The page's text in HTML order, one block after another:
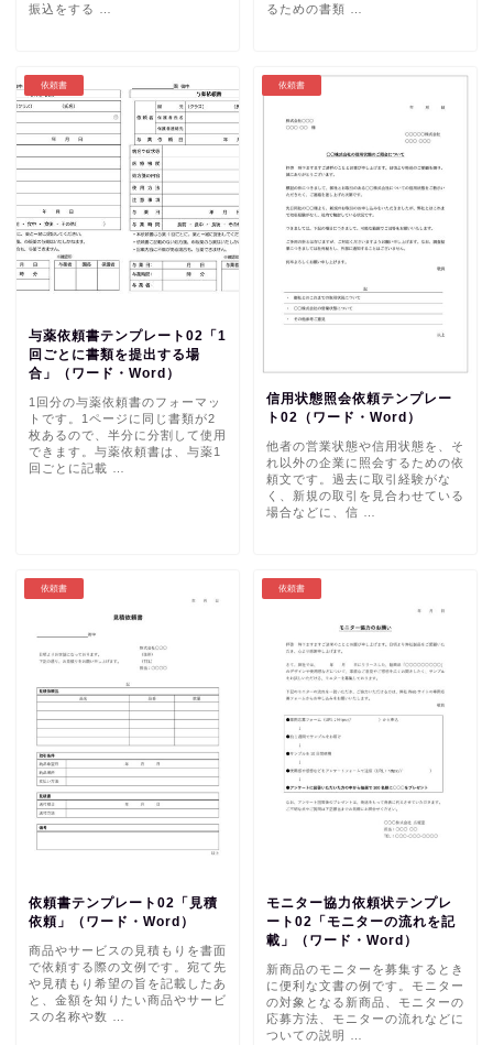
振込をする …
るための書類 …
依頼書
与薬依頼書テンプレート02「1
回ごとに書類を提出する場
合」（ワード・Word）
1回分の与薬依頼書のフォーマッ
トです。1ページに同じ書類が2
枚あるので、半分に分割して使用
できます。与薬依頼書は、与薬1
回ごとに記載 …
依頼書
信用状態照会依頼テンプレー
ト02（ワード・Word）
他者の営業状態や信用状態を、そ
れ以外の企業に照会するための依
頼文です。過去に取引経験がな
く、新規の取引を見合わせている
場合などに、信 …
依頼書
依頼書テンプレート02「見積
依頼」（ワード・Word）
商品やサービスの見積もりを書面
で依頼する際の文例です。宛て先
や見積もり希望の旨を記載したあ
と、金額を知りたい商品やサービ
スの名称や数 …
依頼書
モニター協力依頼状テンプレ
ート02「モニターの流れを記
載」（ワード・Word）
新商品のモニターを募集するとき
に便利な文書の例です。モニター
の対象となる新商品、モニターの
応募方法、モニターの流れなどに
ついての説明 …